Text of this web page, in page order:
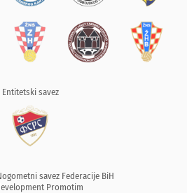
Entitetski savez
savez Federacije BiH
Promotim